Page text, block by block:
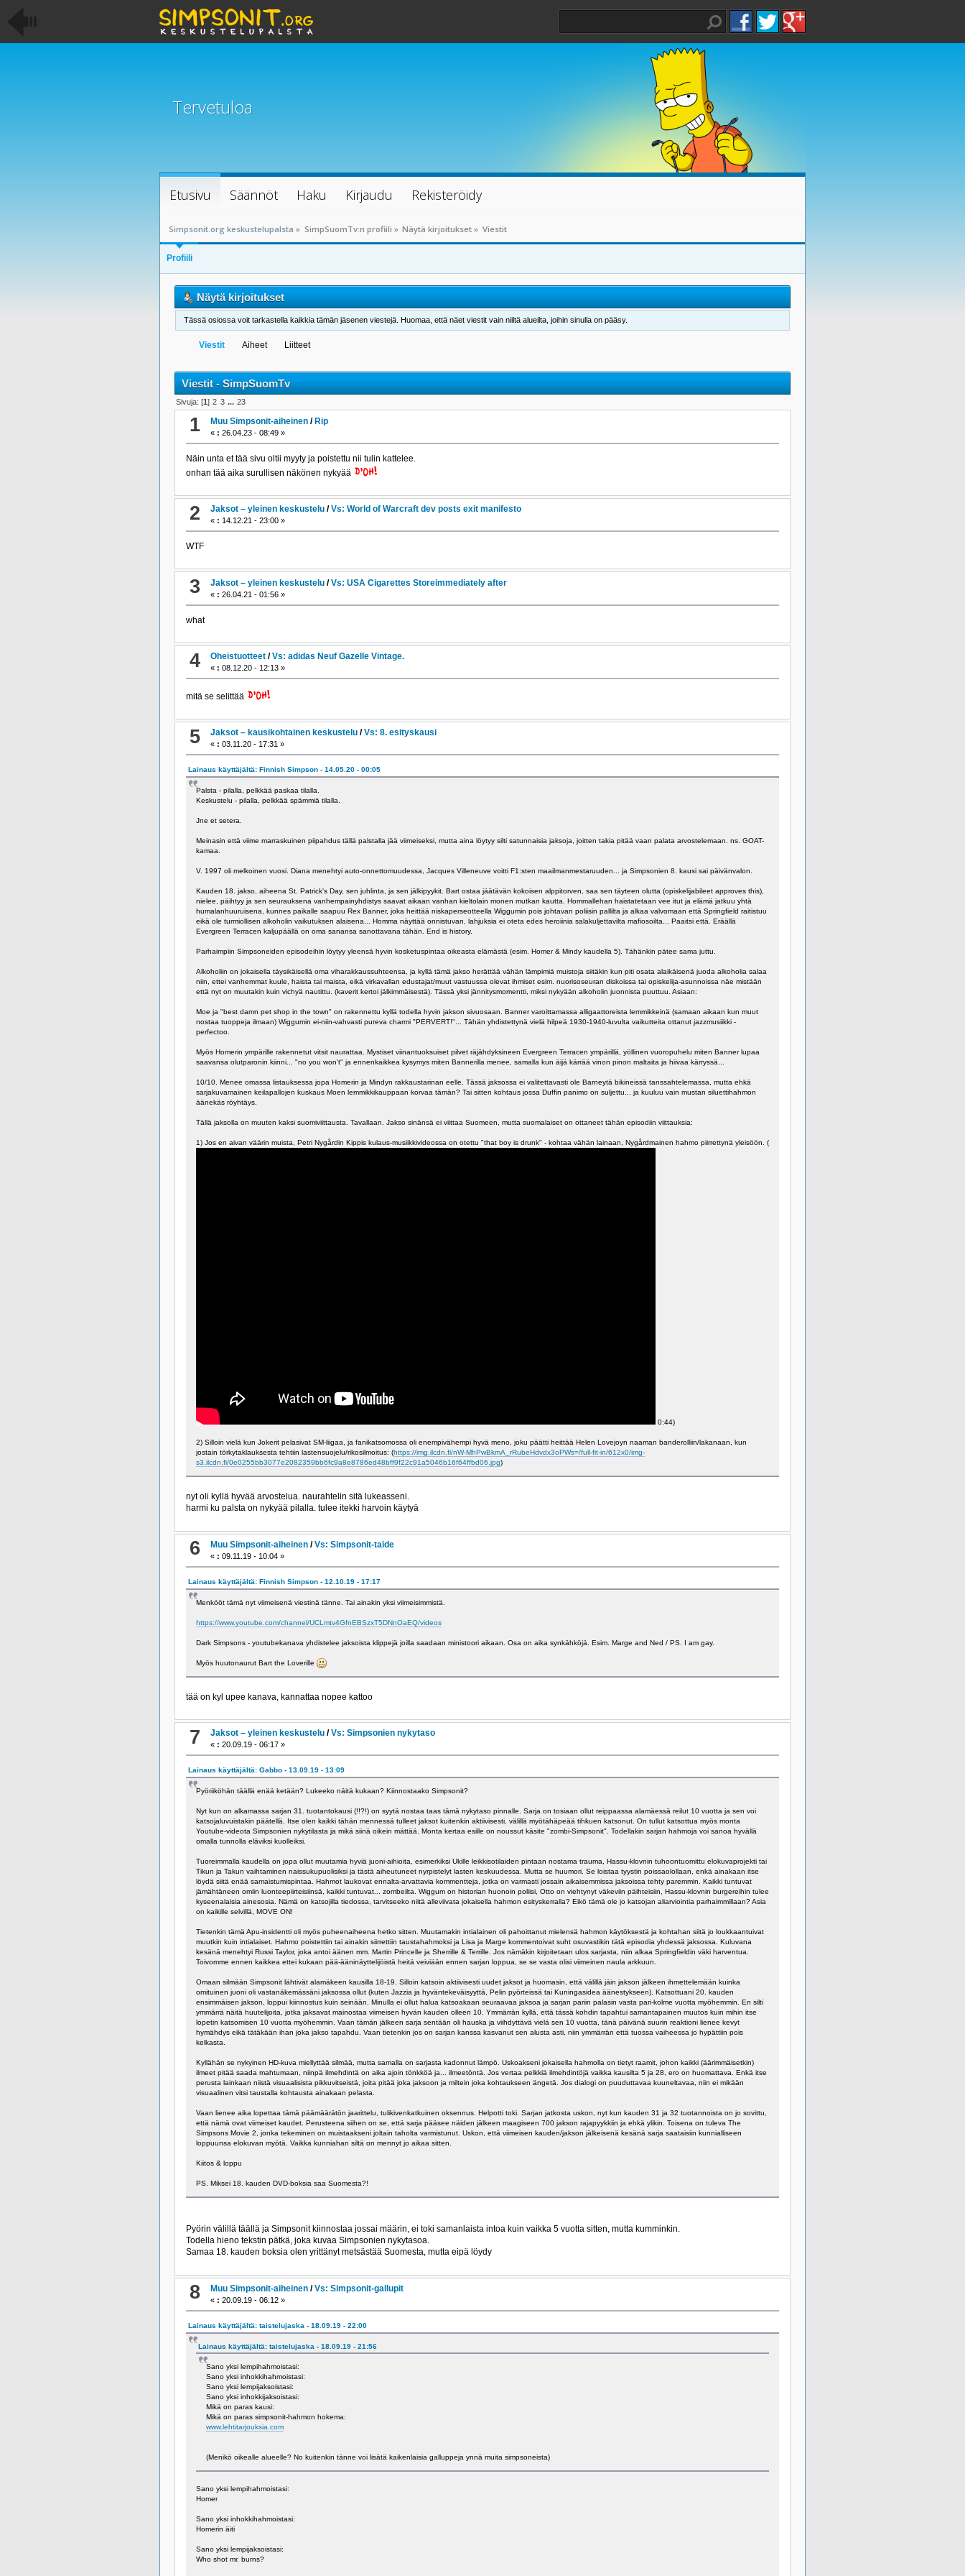
Tervetuloa
Etusivu Säännöt Haku Kirjaudu Rekisteröidy
Simpsonit.org keskustelupalsta » SimpSuomTv:n profiili » Näytä kirjoitukset » Viestit
Profiili
Näytä kirjoitukset
Tässä osiossa voit tarkastella kaikkia tämän jäsenen viestejä. Huomaa, että näet viestit vain niiltä alueilta, joihin sinulla on pääsy.
Viestit Aiheet Liitteet
Viestit - SimpSuomTv
Sivuja: [1] 2 3 ... 23
1 Muu Simpsonit-aiheinen /Rip
« : 26.04.23 - 08:49 »
Näin unta et tää sivu oltii myyty ja poistettu nii tulin kattelee.
onhan tää aika surullisen näkönen nykyää
2 Jaksot – yleinen keskustelu /Vs: World of Warcraft dev posts exit manifesto
« : 14.12.21 - 23:00 »
WTF
3 Jaksot – yleinen keskustelu /Vs: USA Cigarettes Storeimmediately after
« : 26.04.21 - 01:56 »
what
4 Oheistuotteet /Vs: adidas Neuf Gazelle Vintage.
« : 08.12.20 - 12:13 »
mitä se selittää
5 Jaksot – kausikohtainen keskustelu /Vs: 8. esityskausi
« : 03.11.20 - 17:31 »
Lainaus käyttäjältä: Finnish Simpson - 14.05.20 - 00:05
Palsta - pilalla, pelkkää paskaa tilalla.
Keskustelu - pilalla, pelkkää spämmiä tilalla.
Jne et setera.
Meinasin että viime marraskuinen piipahdus tällä palstalla jää viimeiseksi, mutta aina löytyy silti satunnaisia jaksoja, joitten takia pitää vaan palata arvostelemaan. ns. GOAT-
kamaa.
V. 1997 oli melkoinen vuosi. Diana menehtyi auto-onnettomuudessa, Jacques Villeneuve voitti F1:sten maailmanmestaruuden... ja Simpsonien 8. kausi sai päivänvalon.
Kauden 18. jakso, aiheena St. Patrick's Day, sen juhlinta, ja sen jälkipyykit. Bart ostaa jäätävän kokoisen alppitorven, saa sen täyteen olutta (opiskelijabileet approves this),
nielee, päihtyy ja sen seurauksena vanhempainyhdistys saavat aikaan vanhan kieltolain monen mutkan kautta. Hommallehan haistatetaan vee itut ja elämä jatkuu yhtä
humalanhuuruisena, kunnes paikalle saapuu Rex Banner, joka heittää niskaperseotteella Wiggumin pois johtavan poliisin pallilta ja alkaa valvomaan että Springfield raitistuu
eikä ole turmiollisen alkoholin vaikutuksen alaisena... Homma näyttää onnistuvan, lahjuksia ei oteta edes heroiinia salakuljettavilta mafiosoilta... Paaitsi että. Eräällä
Evergreen Terracen kaljupäällä on oma sanansa sanottavana tähän. End is history.
Parhaimpiin Simpsoneiden episodeihin löytyy yleensä hyvin kosketuspintaa oikeasta elämästä (esim. Homer & Mindy kaudella 5). Tähänkin pätee sama juttu.
Alkoholiin on jokaisella täysikäisellä oma viharakkaussuhteensa, ja kyllä tämä jakso herättää vähän lämpimiä muistoja siitäkin kun piti osata alaikäisenä juoda alkoholia salaa
niin, ettei vanhemmat kuule, haista tai maista, eikä virkavallan edustajat/muut vastuussa olevat ihmiset esim. nuorisoseuran diskoissa tai opiskelija-asunnoissa näe mistään
että nyt on muutakin kuin vichyä nautittu. (kaverit kertoi jälkimmäisestä). Tässä yksi jännitysmomentti, miksi nykyään alkoholin juonnista puuttuu. Asiaan:
Moe ja "best damn pet shop in the town" on rakennettu kyllä todella hyvin jakson sivuosaan. Banner varoittamassa alligaattoreista lemmikkeinä (samaan aikaan kun muut
nostaa tuoppeja ilmaan) Wiggumin ei-niin-vahvasti pureva charmi "PERVERT!"... Tähän yhdistettynä vielä hilpeä 1930-1940-luvulta vaikutteita ottanut jazzmusiikki -
perfectoo.
Myös Homerin ympärille rakennetut vitsit naurattaa. Mystiset viinantuoksuiset pilvet räjähdyksineen Evergreen Terracen ympärillä, yöllinen vuoropuhelu miten Banner lupaa
saavansa olutparonin kiinni... "no you won't" ja ennenkaikkea kysymys miten Bannerilla menee, samalla kun äijä kärrää vinon pinon maltaita ja hiivaa kärryssä...
10/10. Menee omassa listauksessa jopa Homerin ja Mindyn rakkaustarinan eelle. Tässä jaksossa ei valitettavasti ole Barneytä bikineissä tanssahtelemassa, mutta ehkä
sarjakuvamainen keilapallojen kuskaus Moen lemmikkikauppaan korvaa tämän? Tai sitten kohtaus jossa Duffin panimo on suljettu... ja kuuluu vain mustan siluettihahmon
äänekäs röyhtäys.
Tällä jaksolla on muuten kaksi suomiviittausta. Tavallaan. Jakso sinänsä ei viittaa Suomeen, mutta suomalaiset on ottaneet tähän episodiin viittauksia:
1) Jos en aivan väärin muista, Petri Nygårdin Kippis kulaus-musiikkivideossa on otettu "that boy is drunk" - kohtaa vähän lainaan, Nygårdmainen hahmo piirrettynä yleisöön. (
0:44)
2) Silloin vielä kun Jokerit pelasivat SM-liigaa, ja fanikatsomossa oli enempivähempi hyvä meno, joku päätti heittää Helen Lovejoyn naaman banderolliin/lakanaan, kun
jostain törkytaklauksesta tehtiin lastensuojelu/rikosilmoitus: (https://img.ilcdn.fi/nW-MhPwBkmA_rRubeHdvdx3oPWs=/full-fit-in/612x0/img-
s3.ilcdn.fi/0e0255bb3077e2082359bb6fc9a8e8786ed48bff9f22c91a5046b16f64ffbd06.jpg)
nyt oli kyllä hyvää arvostelua. naurahtelin sitä lukeasseni.
harmi ku palsta on nykyää pilalla. tulee itekki harvoin käytyä
6 Muu Simpsonit-aiheinen /Vs: Simpsonit-taide
« : 09.11.19 - 10:04 »
Lainaus käyttäjältä: Finnish Simpson - 12.10.19 - 17:17
Menkööt tämä nyt viimeisenä viestinä tänne. Tai ainakin yksi viimeisimmistä.
https://www.youtube.com/channel/UCLmtv4GfnEBSzxT5DNnOaEQ/videos
Dark Simpsons - youtubekanava yhdistelee jaksoista klippejä joilla saadaan ministoori aikaan. Osa on aika synkähköjä. Esim. Marge and Ned / PS. I am gay.
Myös huutonaurut Bart the Loverille
tää on kyl upee kanava, kannattaa nopee kattoo
7 Jaksot – yleinen keskustelu /Vs: Simpsonien nykytaso
« : 20.09.19 - 06:17 »
Lainaus käyttäjältä: Gabbo - 13.09.19 - 13:09
Pyöriiköhän täällä enää ketään? Lukeeko näitä kukaan? Kiinnostaako Simpsonit?
Nyt kun on alkamassa sarjan 31. tuotantokausi (!!?!) on syytä nostaa taas tämä nykytaso pinnalle. Sarja on tosiaan ollut reippaassa alamäessä reilut 10 vuotta ja sen voi
katsojaluvuistakin päätellä. Itse olen kaikki tähän mennessä tulleet jaksot kuitenkin aktiivisesti, välillä myötähäpeää tihkuen katsonut. On tullut katsottua myös monta
Youtube-videota Simpsonien nykytilasta ja mikä siinä oikein mättää. Monta kertaa esille on noussut käsite "zombi-Simpsonit". Todellakin sarjan hahmoja voi sanoa hyvällä
omalla tunnolla eläviksi kuolleiksi.
Tuoreimmalla kaudella on jopa ollut muutamia hyviä juoni-aihioita, esimerkiksi Ukille leikkisotilaiden pintaan nostama trauma, Hassu-klovnin tuhoontuomittu elokuvaprojekti tai
Tikun ja Takun vaihtaminen naissukupuolisiksi ja tästä aiheutuneet nyrpistelyt lasten keskuudessa. Mutta se huumori. Se loistaa tyystin poissaolollaan, enkä ainakaan itse
löydä siitä enää samaistumispintaa. Hahmot laukovat ennalta-arvattavia kommentteja, jotka on varmasti jossain aikaisemmissa jaksoissa tehty paremmin. Kaikki tuntuvat
jämähtäneen omiin luonteepiirteisiinsä, kaikki tuntuvat... zombeilta. Wiggum on historian huonoin poliisi, Otto on viehtynyt väkeviin päihteisiin, Hassu-klovnin burgereihin tulee
kyseenalaisia ainesosia. Nämä on katsojilla tiedossa, tarvitseeko niitä alleviivata jokaisella hahmon esityskerralla? Eikö tämä ole jo katsojan aliarviointia parhaimmillaan? Asia
on kaikille selvillä, MOVE ON!
Tietenkin tämä Apu-insidentti oli myös puheenaiheena hetko sitten. Muutamakin intialainen oli pahoittanut mielensä hahmon käytöksestä ja kohtahan siitä jo loukkaantuivat
muutkin kuin intialaiset. Hahmo poistettiin tai ainakin siirrettiin taustahahmoksi ja Lisa ja Marge kommentoivat suht osuvastikin tätä episodia yhdessä jaksossa. Kuluvana
kesänä menehtyi Russi Taylor, joka antoi äänen mm. Martin Princelle ja Sherrille & Terrille. Jos nämäkin kirjoitetaan ulos sarjasta, niin alkaa Springfieldin väki harventua.
Toivomme ennen kaikkea ettei kukaan pää-ääninäyttelijöistä heitä veiviään ennen sarjan loppua, se se vasta olisi viimeinen naula arkkuun.
Omaan silmään Simpsonit lähtivät alamäkeen kausilla 18-19. Silloin katsoin aktiivisesti uudet jaksot ja huomasin, että välillä jäin jakson jälkeen ihmettelemään kuinka
omituinen juoni oli vastanäkemässäni jaksossa ollut (kuten Jazzia ja hyväntekeväisyyttä, Pelin pyörteissä tai Kuningasidea äänestykseen). Katsottuani 20. kauden
ensimmäisen jakson, loppui kiinnostus kuin seinään. Minulla ei ollut halua katsoakaan seuraavaa jaksoa ja sarjan pariin palasin vasta pari-kolme vuotta myöhemmin. En silti
ymmärrä näitä huutelijoita, jotka jaksavat mainostaa viimeisen hyvän kauden olleen 10. Ymmärrän kyllä, että tässä kohdin tapahtui samantapainen muutos kuin mihin itse
lopetin katsomisen 10 vuotta myöhemmin. Vaan tämän jälkeen sarja sentään oli hauska ja viihdyttävä vielä sen 10 vuotta, tänä päivänä suurin reaktioni lienee kevyt
hymähdys eikä tätäkään ihan joka jakso tapahdu. Vaan tietenkin jos on sarjan kanssa kasvanut sen alusta asti, niin ymmärrän että tuossa vaiheessa jo hypättiin pois
kelkasta.
Kyllähän se nykyinen HD-kuva miellyttää silmää, mutta samalla on sarjasta kadonnut lämpö. Uskoakseni jokaisella hahmolla on tietyt raamit, johon kaikki (äärimmäisetkin)
ilmeet pitää saada mahtumaan, niinpä ilmehdintä on aika ajoin tönkköä ja... ilmeetöntä. Jos vertaa pelkkiä ilmehdintöjä vaikka kausilta 5 ja 28, ero on huomattava. Enkä itse
perusta lainkaan niistä visuaalisista pikkuvitseistä, joita pitää joka jaksoon ja miltein joka kohtaukseen ängetä. Jos dialogi on puuduttavaa kuuneltavaa, niin ei mikään
visuaalinen vitsi taustalla kohtausta ainakaan pelasta.
Vaan lienee aika lopettaa tämä päämäärätön jaarittelu, tulikivenkatkuinen oksennus. Helpotti toki. Sarjan jatkosta uskon, nyt kun kauden 31 ja 32 tuotannoista on jo sovittu,
että nämä ovat viimeiset kaudet. Perusteena siihen on se, että sarja pääsee näiden jälkeen maagiseen 700 jakson rajapyykkiin ja ehkä ylikin. Toisena on tuleva The
Simpsons Movie 2, jonka tekeminen on muistaakseni joltain taholta varmistunut. Uskon, että viimeisen kauden/jakson jälkeisenä kesänä sarja saataisiin kunnialliseen
loppuunsa elokuvan myötä. Vaikka kunniahan siltä on mennyt jo aikaa sitten.
Kiitos & loppu
PS. Miksei 18. kauden DVD-boksia saa Suomesta?!
Pyörin välillä täällä ja Simpsonit kiinnostaa jossai määrin, ei toki samanlaista intoa kuin vaikka 5 vuotta sitten, mutta kumminkin.
Todella hieno tekstin pätkä, joka kuvaa Simpsonien nykytasoa.
Samaa 18. kauden boksia olen yrittänyt metsästää Suomesta, mutta eipä löydy
8 Muu Simpsonit-aiheinen /Vs: Simpsonit-gallupit
« : 20.09.19 - 06:12 »
Lainaus käyttäjältä: taistelujaska - 18.09.19 - 22:00
Lainaus käyttäjältä: taistelujaska - 18.09.19 - 21:56
Sano yksi lempihahmoistasi:
Sano yksi inhokkihahmoistasi:
Sano yksi lempijaksoistasi:
Sano yksi inhokkijaksoistasi:
Mikä on paras kausi:
Mikä on paras simpsonit-hahmon hokema:
www.lehtitarjouksia.com
(Menikö oikealle alueelle? No kuitenkin tänne voi lisätä kaikenlaisia galluppeja ynnä muita simpsoneista)
Sano yksi lempihahmoistasi:
Homer
Sano yksi inhokkihahmoistasi:
Homerin äiti
Sano yksi lempijaksoistasi:
Who shot mr. burns?